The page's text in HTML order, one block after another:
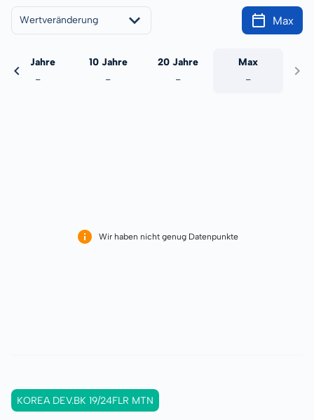
Wertveränderung Max
5 Jahre
-
10 Jahre
-
20 Jahre
-
Max
-
Wir haben nicht genug Datenpunkte
KOREA DEV.BK 19/24FLR MTN